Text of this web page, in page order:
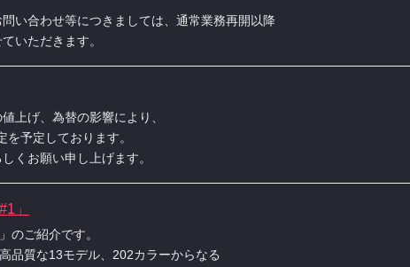
い合わせ等につきましては、通常業務再開以降
いただきます。
上げ、為替の影響により、
予定しております。
くお願い申し上げます。
」
のご紹介です。
品質な13モデル、202カラーからなる